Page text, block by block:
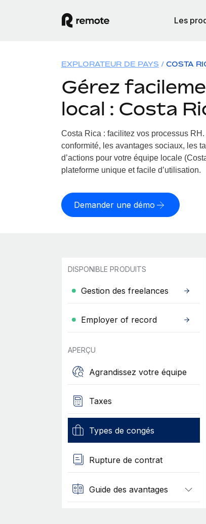
Les
EXPLORATEUR DE PAYS COSTA
Gérez
local : Costa
Costa Rica : facilitez vos processus RH.
conformité, les avantages sociaux, les
d’actions pour votre équipe locale
plateforme unique et facile d’utilisation.
Demander une démo
DISPONIBLE PRODUITS
Gestion des freelances
Employer of record
APERÇU
Agrandissez votre équipe
Taxes
Types de congés
Rupture de contrat
Guide des avantages